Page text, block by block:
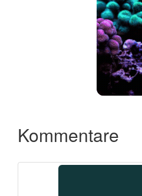
Kommentare